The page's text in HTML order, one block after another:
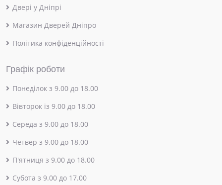
Двері у Дніпрі
Магазин Дверей Дніпро
Політика конфіденційності
Графік роботи
Понеділок з 9.00 до 18.00
Вівторок із 9.00 до 18.00
Середа з 9.00 до 18.00
Четвер з 9.00 до 18.00
П'ятниця з 9.00 до 18.00
Субота з 9.00 до 17.00